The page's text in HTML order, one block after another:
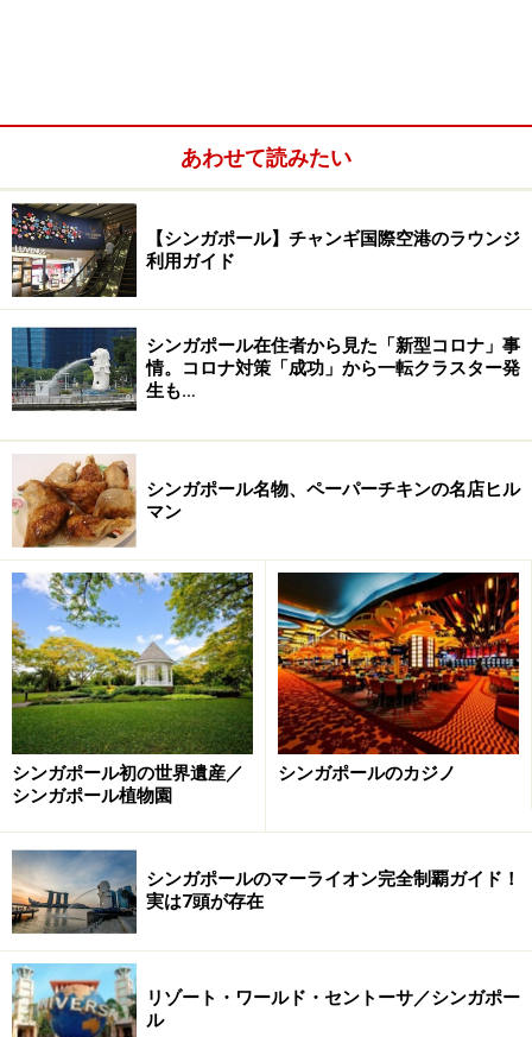
1つ40シンガポールセント（30円ほど）～とあって、ガ
ラスのショーケースに山のように積まれているものの、
10個入りのパックを4パック、5パックと大量に購入して
いる人も多く、早々に売り切れてしまうのです。
シンガポールならではのローカルスイーツ
お店で買えるシンガポールのローカルスイーツの数々
写真は左から、タピオカケーキ（40シンガポールセン
ト）、中央上、ローマイキ（Lor Mai Qi、50シンガポール
セント）、中央下、クエコシ（Kueh Kosui、50シンガポ
ールセント）、ウビカユ（Ubi Kayu、60シンガポールセ
ント）。
まず、看板メニューのタピオカケーキは、赤ちゃんの頬
限まで柔らかくした感じです。まわりについたココナッ
ツフレークの食感が良い対比になっていて、同時に、南
国らしい味わいを与えてくれます。
そして、そのパームシュガーバージョンが、クエコシ。
グラメラカと呼ばれるパームシュガーの深い味わいが楽
しめます。
あわせて読みたい
【シンガポール】チャンギ国際空港のラウンジ
利用ガイド
シンガポール在住者から見た「新型コロナ」事
情。コロナ対策「成功」から一転クラスター発
生も…
シンガポール名物、ペーパーチキンの名店ヒル
マン
シンガポール初の世界遺産／
シンガポール植物園
シンガポールのカジノ
シンガポールのマーライオン完全制覇ガイド！
実は7頭が存在
リゾート・ワールド・セントーサ／シンガポー
ル